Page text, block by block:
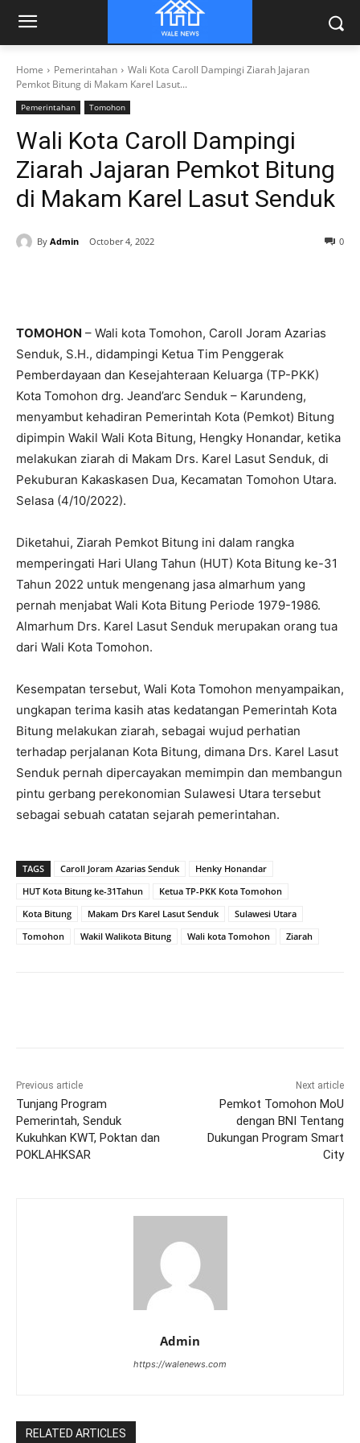
Home Pemerintahan
Wali Kota Caroll Dampingi Ziarah Jajaran
Pemkot Bitung di Makam Karel Lasut...
Pemerintahan Tomohon
Wali Kota Caroll Dampingi
Ziarah Jajaran Pemkot Bitung
di Makam Karel Lasut Senduk
By Admin October 4, 2022 0
TOMOHON – Wali kota Tomohon, Caroll Joram Azarias
Senduk, S.H., didampingi Ketua Tim Penggerak
Pemberdayaan dan Kesejahteraan Keluarga (TP-PKK)
Kota Tomohon drg. Jeand’arc Senduk – Karundeng,
menyambut kehadiran Pemerintah Kota (Pemkot) Bitung
dipimpin Wakil Wali Kota Bitung, Hengky Honandar, ketika
melakukan ziarah di Makam Drs. Karel Lasut Senduk, di
Pekuburan Kakaskasen Dua, Kecamatan Tomohon Utara.
Selasa (4/10/2022).
Diketahui, Ziarah Pemkot Bitung ini dalam rangka
memperingati Hari Ulang Tahun (HUT) Kota Bitung ke-31
Tahun 2022 untuk mengenang jasa almarhum yang
pernah menjabat Wali Kota Bitung Periode 1979-1986.
Almarhum Drs. Karel Lasut Senduk merupakan orang tua
dari Wali Kota Tomohon.
Kesempatan tersebut, Wali Kota Tomohon menyampaikan,
ungkapan terima kasih atas kedatangan Pemerintah Kota
Bitung melakukan ziarah, sebagai wujud perhatian
terhadap perjalanan Kota Bitung, dimana Drs. Karel Lasut
Senduk pernah dipercayakan memimpin dan membangun
pintu gerbang perekonomian Sulawesi Utara tersebut
sebagai sebuah catatan sejarah pemerintahan.
TAGS Caroll Joram Azarias Senduk
Henky Honandar
HUT Kota Bitung ke-31Tahun
Ketua TP-PKK Kota Tomohon
Kota Bitung
Makam Drs Karel Lasut Senduk
Sulawesi Utara
Tomohon
Wakil Walikota Bitung Wali kota Tomohon Ziarah
Previous article
Tunjang Program
Pemerintah, Senduk
Kukuhkan KWT, Poktan dan
POKLAHKSAR
Next article
Pemkot Tomohon MoU
dengan BNI Tentang
Dukungan Program Smart
City
Admin
https://walenews.com
RELATED ARTICLES